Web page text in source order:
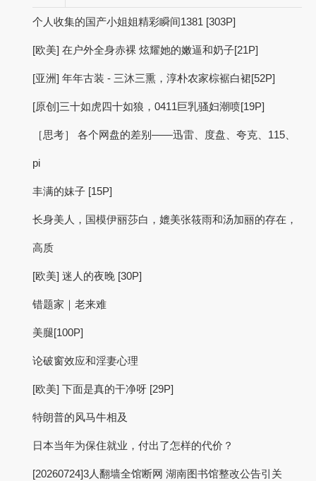
个人收集的国产小姐姐精彩瞬间1381 [303P]
[欧美] 在户外全身赤裸 炫耀她的嫩逼和奶子[21P]
[亚洲] 年年古装 - 三沐三熏，淳朴农家棕裾白裙[52P]
[原创]三十如虎四十如狼，0411巨乳骚妇潮喷[19P]
［思考］ 各个网盘的差别——迅雷、度盘、夸克、115、
pi
丰满的妹子 [15P]
长身美人，国模伊丽莎白，媲美张筱雨和汤加丽的存在，
高质
[欧美] 迷人的夜晚 [30P]
错题家｜老来难
美腿[100P]
论破窗效应和淫妻心理
[欧美] 下面是真的干净呀 [29P]
特朗普的风马牛相及
日本当年为保住就业，付出了怎样的代价？
[20260724]3人翻墙全馆断网 湖南图书馆整改公告引关